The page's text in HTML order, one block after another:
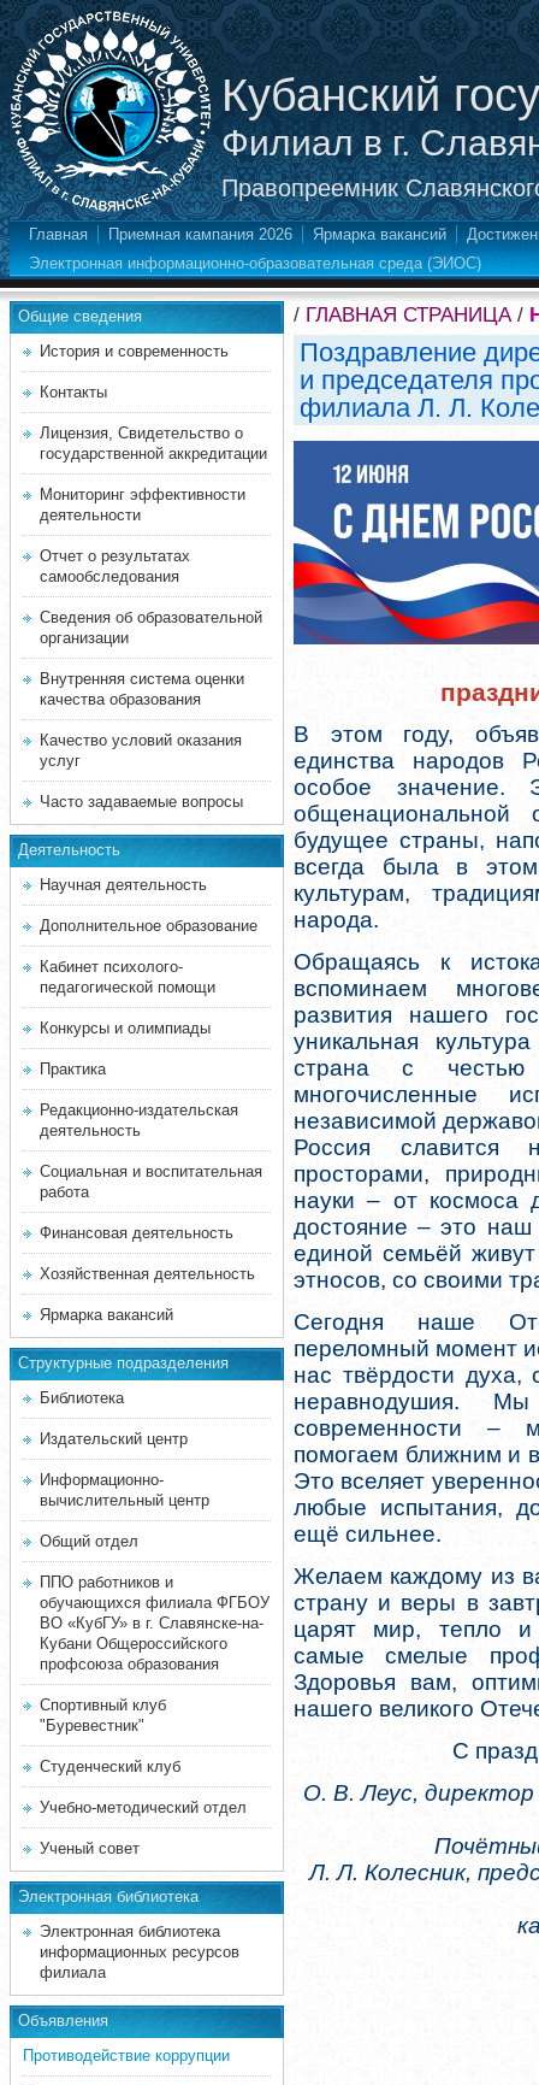
Кубанский
Филиал в г.
Правопреемник
Главная Приемная кампания 2026 Ярмарка вакансий
Электронная информационно-образовательная среда (ЭИОС)
Общие сведения
История и современность
Контакты
Лицензия, Свидетельство о
государственной аккредитации
Мониторинг эффективности
деятельности
Отчет о результатах
самообследования
Сведения об образовательной
организации
Внутренняя система оценки
качества образования
Качество условий оказания
услуг
Часто задаваемые вопросы
Деятельность
Научная деятельность
Дополнительное образование
Кабинет психолого-
педагогической помощи
Конкурсы и олимпиады
Практика
Редакционно-издательская
деятельность
Социальная и воспитательная
работа
Финансовая деятельность
Хозяйственная деятельность
Ярмарка вакансий
Структурные подразделения
Библиотека
Издательский центр
Информационно-
вычислительный центр
Общий отдел
ППО работников и
обучающихся филиала ФГБОУ
ВО «КубГУ» в г. Славянске-на-
Кубани Общероссийского
профсоюза образования
Спортивный клуб
"Буревестник"
Студенческий клуб
Учебно-методический отдел
Ученый совет
Электронная библиотека
Электронная библиотека
информационных ресурсов
филиала
Объявления
Противодействие коррупции
/ ГЛАВНАЯ СТРАНИЦА/
Поздравление
и председателя
филиала Л. Л.
В этом году,
единства народов
особое значение.
общенациональной
будущее страны,
всегда была в
культурам,
народа.
Обращаясь к
вспоминаем
развития нашего
уникальная
страна с честью
многочисленные
независимой
Россия славится
просторами,
науки – от космоса
достояние – это
единой семьёй
этносов, со своими
Сегодня наше
переломный момент
нас твёрдости духа,
неравнодушия.
современности –
помогаем ближним и
Это вселяет
любые испытания,
ещё сильнее.
Желаем каждому из
страну и веры в
царят мир, тепло и
самые смелые
Здоровья вам,
нашего великого
С
О. В. Леус, директор
Л. Л. Колесник,